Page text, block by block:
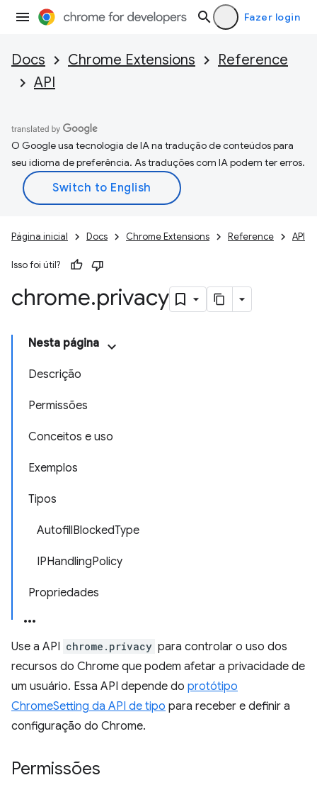
Fazer login
Docs Chrome Extensions
Reference
API
O Google usa tecnologia de IA na tradução de conteúdos para
seu idioma de preferência. As traduções com IA podem ter erros.
Página inicial Docs Chrome Extensions Reference API
Isso foi útil?
chrome.privacy
Nesta página
Descrição
Permissões
Conceitos e uso
Exemplos
Tipos
AutofillBlockedType
IPHandlingPolicy
Propriedades
Use a API chrome.privacy para controlar o uso dos
recursos do Chrome que podem afetar a privacidade de
um usuário. Essa API depende do protótipo
ChromeSetting da API de tipo para receber e definir a
configuração do Chrome.
Permissões